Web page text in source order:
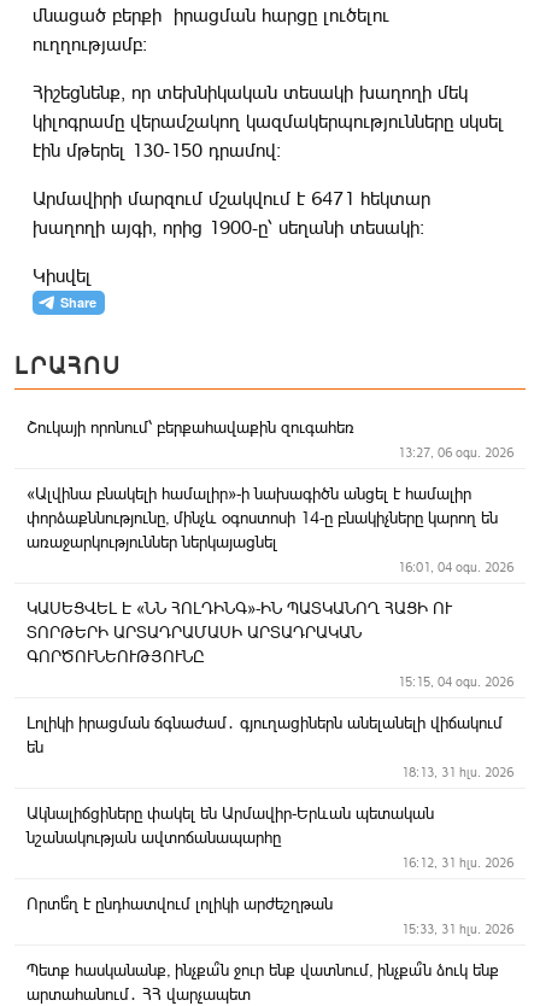
մնացած բերքի իրացման հարցը լուծելու
ուղղությամբ։
Հիշեցնենք, որ տեխնիկական տեսակի խաղողի մեկ
կիլոգրամը վերամշակող կազմակերպությունները սկսել
էին մթերել 130-150 դրամով։
Արմավիրի մարզում մշակվում է 6471 հեկտար
խաղողի այգի, որից 1900-ը՝ սեղանի տեսակի։
Կիսվել
ԼՐԱՀՈՍ
Շուկայի որոնում՝ բերքահավաքին զուգահեռ
13:27, 06 օգս. 2026
«Ալվինա բնակելի համալիր»-ի նախագիծն անցել է համալիր
փորձաքննությունը, մինչև օգոստոսի 14-ը բնակիչները կարող են
առաջարկություններ ներկայացնել
16:01, 04 օգս. 2026
ԿԱՍԵՑՎԵԼ Է «ՆՆ ՀՈԼԴԻՆԳ»-ԻՆ ՊԱՏԿԱՆՈՂ ՀԱՑԻ ՈՒ
ՏՈՐԹԵՐԻ ԱՐՏԱԴՐԱՄԱՍԻ ԱՐՏԱԴՐԱԿԱՆ
ԳՈՐԾՈՒՆԵՈՒԹՅՈՒՆԸ
15:15, 04 օգս. 2026
Լոլիկի իրացման ճգնաժամ․ գյուղացիներն անելանելի վիճակում
են
18:13, 31 հլս. 2026
Ակնալիճցիները փակել են Արմավիր-Երևան պետական
նշանակության ավտոճանապարհը
16:12, 31 հլս. 2026
Որտե՞ղ է ընդհատվում լոլիկի արժեշղթան
15:33, 31 հլս. 2026
Պետք հասկանանք, ինչքա՞ն ջուր ենք վատնում, ինչքա՞ն ձուկ ենք
արտահանում․ ՀՀ վարչապետ